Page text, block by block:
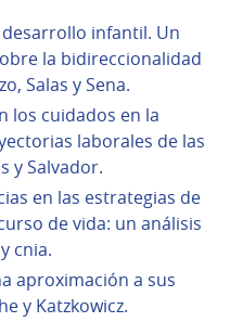
infantil. Un
la bidireccionalidad
Salas y Sena.
los cuidados en la
laborales de las
y Salvador.
en las estrategias de
de vida: un análisis
cnia.
aproximación a sus
y Katzkowicz.